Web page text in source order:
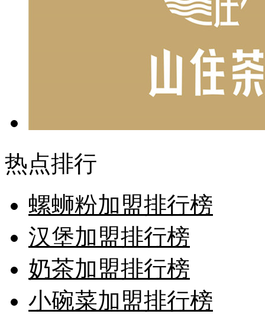
热点排行
螺蛳粉加盟排行榜
汉堡加盟排行榜
奶茶加盟排行榜
小碗菜加盟排行榜